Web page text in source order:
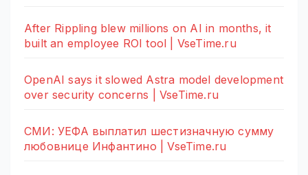
After Rippling blew millions on AI in months, it
built an employee ROI tool | VseTime.ru
OpenAI says it slowed Astra model development
over security concerns | VseTime.ru
СМИ: УЕФА выплатил шестизначную сумму
любовнице Инфантино | VseTime.ru